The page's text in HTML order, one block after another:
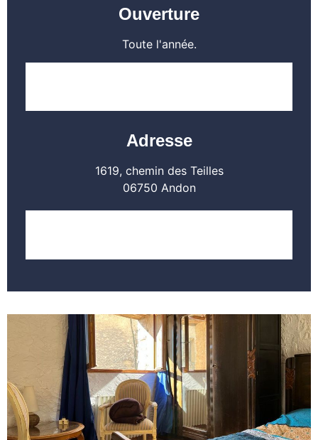
Ouverture
Toute l'année.
Adresse
1619, chemin des Teilles
06750 Andon